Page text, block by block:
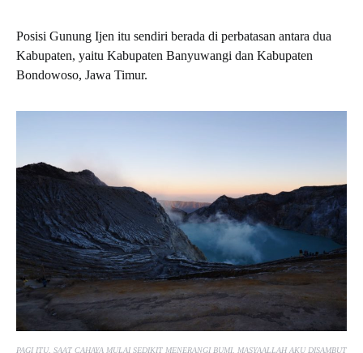
Posisi Gunung Ijen itu sendiri berada di perbatasan antara dua
Kabupaten, yaitu Kabupaten Banyuwangi dan Kabupaten
Bondowoso, Jawa Timur.
PAGI ITU, SAAT CAHAYA MULAI SEDIKIT MENERANGI BUMI, MASYAALLAH AKU DISAMBUT